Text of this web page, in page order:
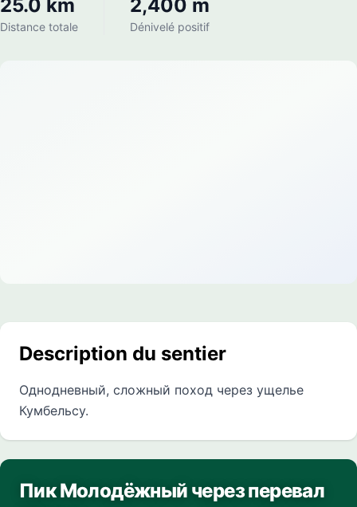
25.0 km
Distance totale
2,400 m
Dénivelé positif
Description du sentier
Однодневный, сложный поход через ущелье
Кумбельсу.
Пик Молодёжный через перевал